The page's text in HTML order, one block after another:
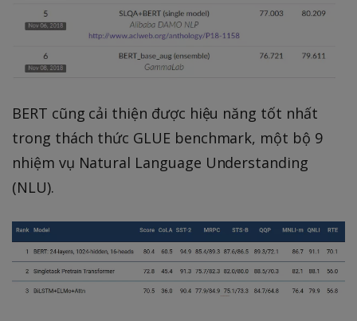
BERT cũng cải thiện được hiệu năng tốt nhất
trong thách thức GLUE benchmark, một bộ 9
nhiệm vụ Natural Language Understanding
(NLU).